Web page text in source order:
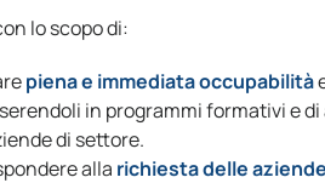
lo scopo di:
piena e immediata occupabilità
in programmi formativi e
di settore.
alla richiesta delle